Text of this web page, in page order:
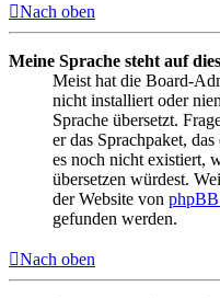
Nach oben
Meine Sprache steht auf
Meist hat die Board-
nicht installiert oder
Sprache übersetzt.
er das Sprachpaket,
es noch nicht existiert,
übersetzen würdest.
der Website von
gefunden werden.
Nach oben